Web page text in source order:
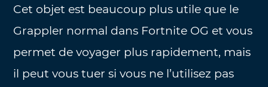
Cet objet est beaucoup plus utile que le
Grappler normal dans Fortnite OG et vous
permet de voyager plus rapidement, mais
il peut vous tuer si vous ne l’utilisez pas